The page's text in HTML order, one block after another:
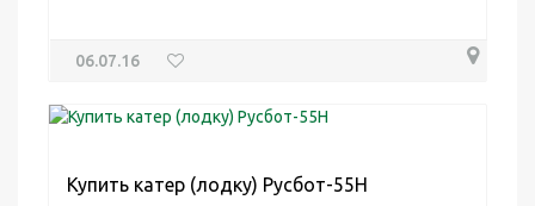
06.07.16
Купить катер (лодку) Русбот-55Н